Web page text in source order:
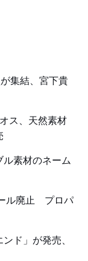
集結、宮下貴
ス、天然素材
ル素材のネーム
ル廃止 プロパ
ド」が発売、